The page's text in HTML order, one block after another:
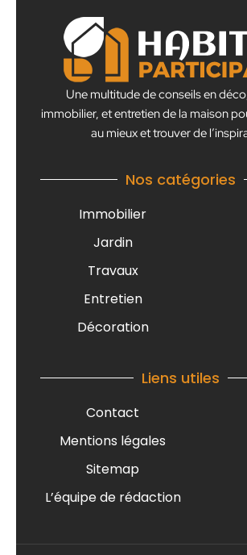
Une multitude de conseils en
immobilier, et entretien de la maison
au mieux et trouver de
Nos catégories
Immobilier
Jardin
Travaux
Entretien
Décoration
Liens utiles
Contact
Mentions légales
Sitemap
L’équipe de rédaction